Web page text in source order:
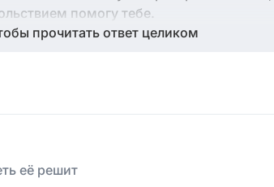
помогу тебе.
прочитать ответ целиком
её решит